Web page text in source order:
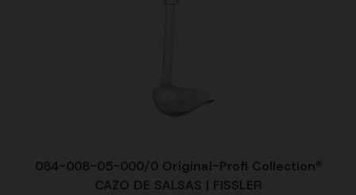
084-008-05-000/0 Original-Profi Collection®
CAZO DE SALSAS | FISSLER